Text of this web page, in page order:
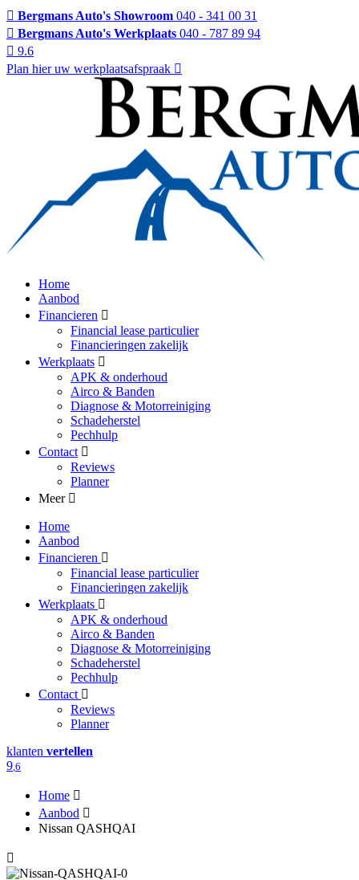
Bergmans Auto's Showroom 040 - 341 00 31
Bergmans Auto's Werkplaats 040 - 787 89 94
9.6
Plan hier uw werkplaatsafspraak
Home
Aanbod
Financieren
Financial lease particulier
Financieringen zakelijk
Werkplaats
APK & onderhoud
Airco & Banden
Diagnose & Motorreiniging
Schadeherstel
Pechhulp
Contact
Reviews
Planner
Meer
Home
Aanbod
Financieren
Financial lease particulier
Financieringen zakelijk
Werkplaats
APK & onderhoud
Airco & Banden
Diagnose & Motorreiniging
Schadeherstel
Pechhulp
Contact
Reviews
Planner
klanten vertellen
9,6
Home
Aanbod
Nissan QASHQAI